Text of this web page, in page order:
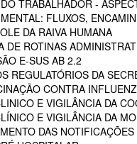
TRABALHADOR -
FLUXOS,
DA RAIVA HUMANA
DE ROTINAS
E-SUS AB 2.2
REGULATÓRIOS DA
CONTRA
E VIGILÂNCIA DA
E VIGILÂNCIA DA
DAS